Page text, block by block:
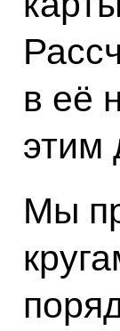
в её
этим
Мы